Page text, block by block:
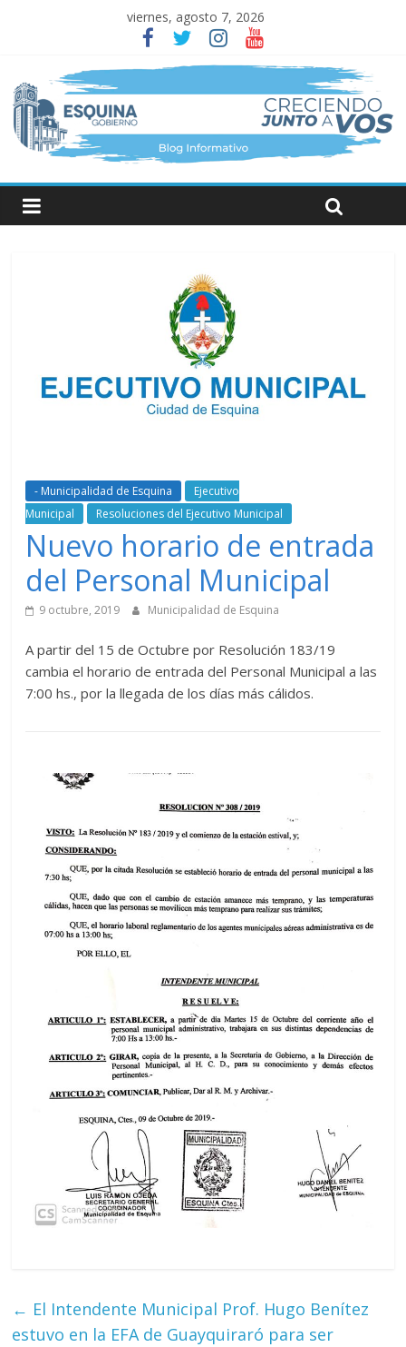
viernes, agosto 7, 2026
- Municipalidad de Esquina
Ejecutivo
Municipal
Resoluciones del Ejecutivo Municipal
Nuevo horario de entrada
del Personal Municipal
9 octubre, 2019 Municipalidad de Esquina
A partir del 15 de Octubre por Resolución 183/19
cambia el horario de entrada del Personal Municipal a las
7:00 hs., por la llegada de los días más cálidos.
← El Intendente Municipal Prof. Hugo Benítez
estuvo en la EFA de Guayquiraró para ser